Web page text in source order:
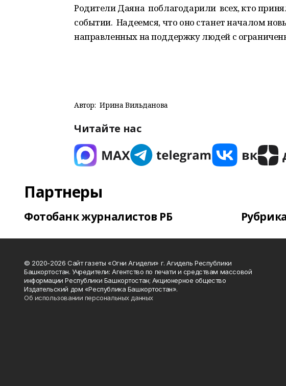
Родители Даяна поблагодарили всех, кто
событии. Надеемся, что оно станет началом
направленных на поддержку людей с
Автор: Ирина Вильданова
Читайте нас
Партнеры
Фотобанк журналистов РБ
© 2020-2026 Сайт газеты «Огни Агидели» г. Агидель Республики
Башкортостан. Учредители: Агентство по печати и средствам массовой
информации Республики Башкортостан; Акционерное общество
Издательский дом «Республика Башкортостан».
Об использовании персональных данных